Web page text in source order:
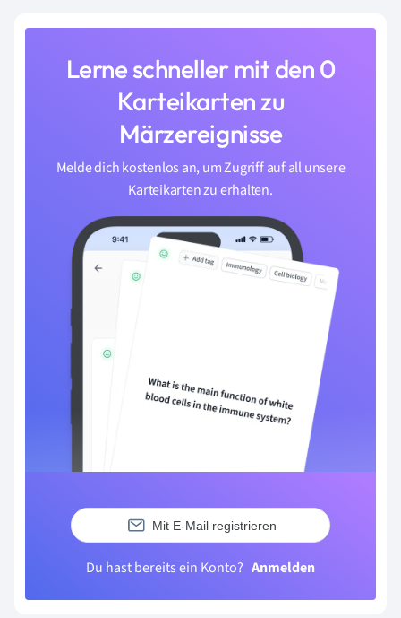
Lerne schneller mit den 0
Karteikarten zu
Märzereignisse
Melde dich kostenlos an, um Zugriff auf all unsere
Karteikarten zu erhalten.
Mit E-Mail registrieren
Du hast bereits ein Konto? Anmelden